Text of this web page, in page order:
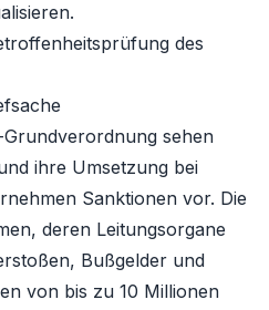
des
sehen
ihre Umsetzung bei
Sanktionen vor. Die
deren Leitungsorgane
Bußgelder und
von bis zu 10 Millionen